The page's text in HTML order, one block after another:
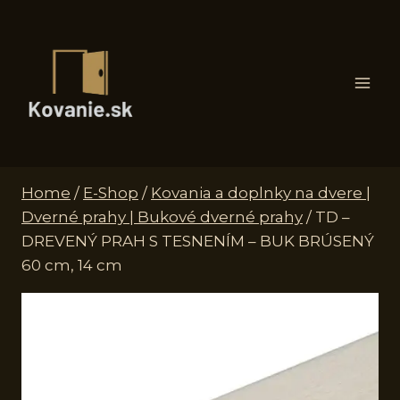
Home / E-Shop / Kovania a doplnky na dvere |
Dverné prahy | Bukové dverné prahy / TD –
DREVENÝ PRAH S TESNENÍM – BUK BRÚSENÝ
60 cm, 14 cm